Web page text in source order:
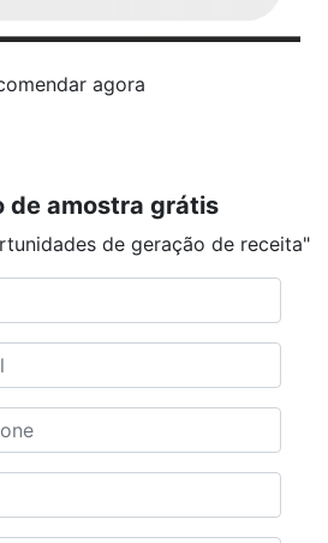
agora
de amostra grátis
de geração de receita"